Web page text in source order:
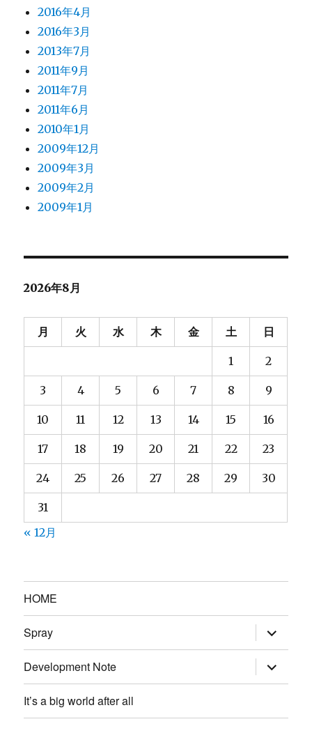
2016年4月
2016年3月
2013年7月
2011年9月
2011年7月
2011年6月
2010年1月
2009年12月
2009年3月
2009年2月
2009年1月
2026年8月
月 火 水 木 金 土 日
1 2
3 4 5 6 7 8 9
10 11 12 13 14 15 16
17 18 19 20 21 22 23
24 25 26 27 28 29 30
31
« 12月
HOME
Spray サ
ブ
メ
ニ
ュ
ー
開
Development Note サ
ブ
メ
ー
It’s a big world after all